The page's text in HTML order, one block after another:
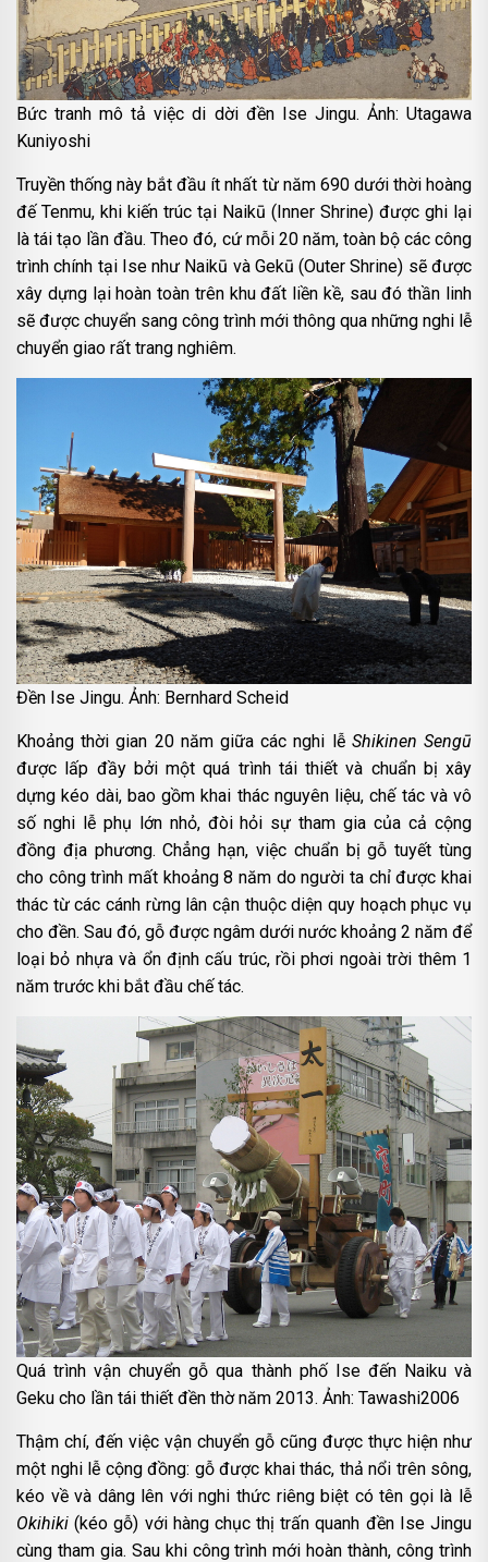
Bức tranh mô tả việc di dời đền Ise Jingu. Ảnh: Utagawa
Kuniyoshi
Truyền thống này bắt đầu ít nhất từ năm 690 dưới thời hoàng
đế Tenmu, khi kiến trúc tại Naikū (Inner Shrine) được ghi lại
là tái tạo lần đầu. Theo đó, cứ mỗi 20 năm, toàn bộ các công
trình chính tại Ise như Naikū và Gekū (Outer Shrine) sẽ được
xây dựng lại hoàn toàn trên khu đất liền kề, sau đó thần linh
sẽ được chuyển sang công trình mới thông qua những nghi lễ
chuyển giao rất trang nghiêm.
Đền Ise Jingu. Ảnh: Bernhard Scheid
Khoảng thời gian 20 năm giữa các nghi lễ Shikinen Sengū
được lấp đầy bởi một quá trình tái thiết và chuẩn bị xây
dựng kéo dài, bao gồm khai thác nguyên liệu, chế tác và vô
số nghi lễ phụ lớn nhỏ, đòi hỏi sự tham gia của cả cộng
đồng địa phương. Chẳng hạn, việc chuẩn bị gỗ tuyết tùng
cho công trình mất khoảng 8 năm do người ta chỉ được khai
thác từ các cánh rừng lân cận thuộc diện quy hoạch phục vụ
cho đền. Sau đó, gỗ được ngâm dưới nước khoảng 2 năm để
loại bỏ nhựa và ổn định cấu trúc, rồi phơi ngoài trời thêm 1
năm trước khi bắt đầu chế tác.
Quá trình vận chuyển gỗ qua thành phố Ise đến Naiku và
Geku cho lần tái thiết đền thờ năm 2013. Ảnh: Tawashi2006
Thậm chí, đến việc vận chuyển gỗ cũng được thực hiện như
một nghi lễ cộng đồng: gỗ được khai thác, thả nổi trên sông,
kéo về và dâng lên với nghi thức riêng biệt có tên gọi là lễ
Okihiki (kéo gỗ) với hàng chục thị trấn quanh đền Ise Jingu
cùng tham gia. Sau khi công trình mới hoàn thành, công trình